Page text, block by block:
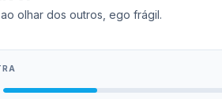
olhar dos outros, ego frágil.